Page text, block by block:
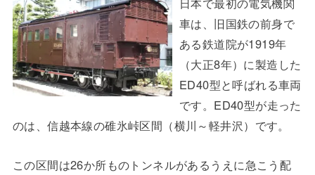
車は、旧国鉄の前身で
ある鉄道院が1919年
（大正8年）に製造した
ED40型と呼ばれる車両
です。ED40型が走った
のは、信越本線の碓氷峠区間（横川～軽井沢）です。
この区間は26か所ものトンネルがあるうえに急こう配